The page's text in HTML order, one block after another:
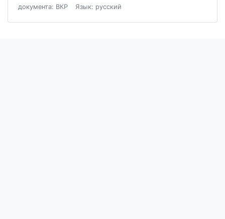
документа: ВКР
Язык: русский